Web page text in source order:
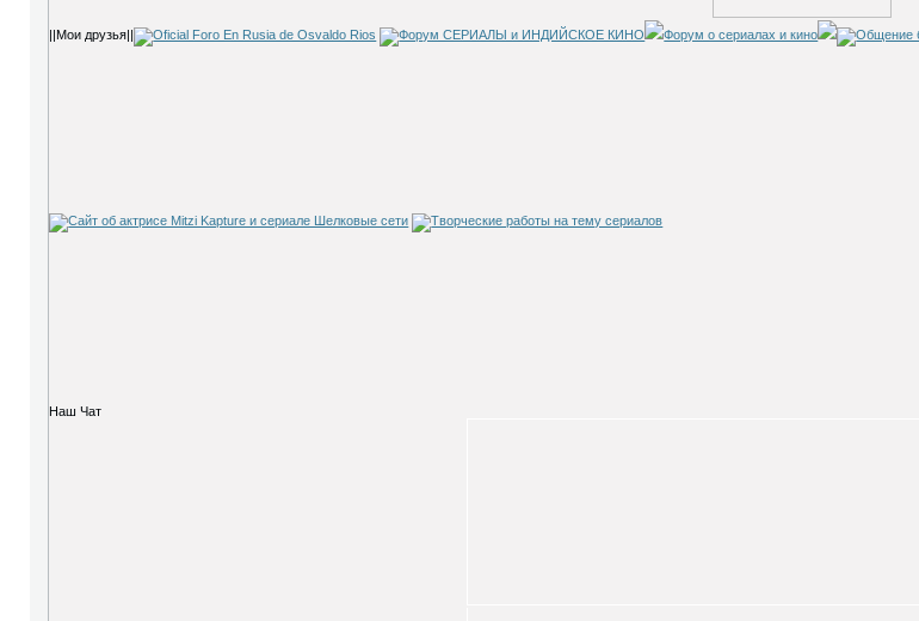
||Мои друзья|| Форум о сериалах и кино
Наш Чат